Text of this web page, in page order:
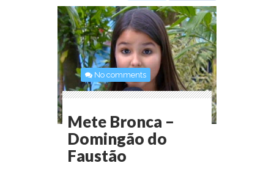
No comments
Mete Bronca –
Domingão do
Faustão